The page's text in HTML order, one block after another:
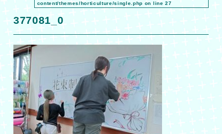
content/themes/horticulture/single.php on line27
377081_0